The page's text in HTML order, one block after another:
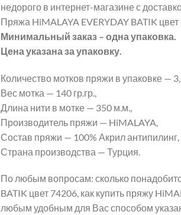
недорого в интернет-магазине с
Пряжа HiMALAYA EVERYDAY BATIK цвет
Минимальный заказ – одна упаковка.
Цена указана за упаковку.
Количество мотков пряжи в упаковке — 3,
Вес мотка — 140 гр.гр.,
Длина нити в мотке — 350 м.м.,
Производитель пряжи — HiMALAYA,
Состав пряжи — 100% Акрил антипилинг,
Страна производства — Турция.
По любым вопросам: сколько
BATIK цвет 74206, как купить пряжу
любым удобным для Вас способом